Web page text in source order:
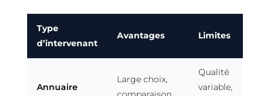
Type
d’intervenant
Avantages Limites
Annuaire
Large choix,
Qualité
variable,